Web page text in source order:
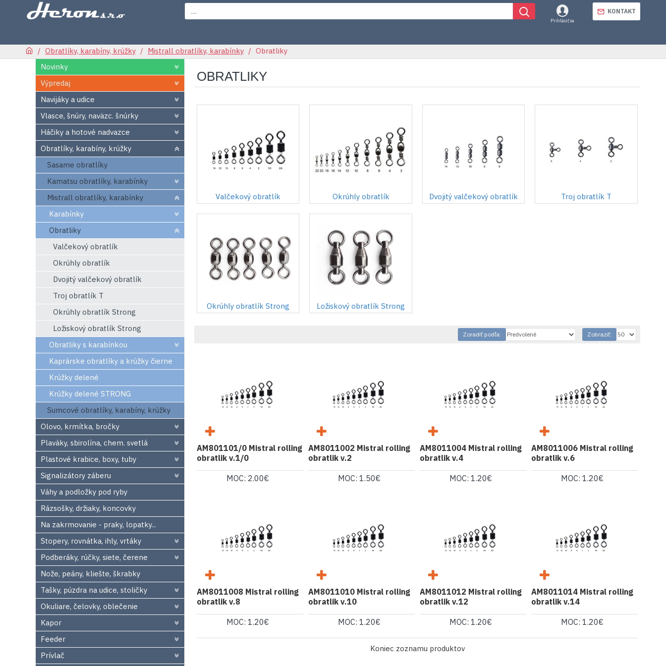
Prihlásiť sa
KONTAKT
Obratlíky, karabíny, krúžky Mistrall obratlíky, karabínky
Obratliky
Novinky
Výpredaj
Navijáky a udice
Vlasce, šnúry, naväzc. šnúrky
Háčiky a hotové nadvazce
Obratlíky, karabíny, krúžky
Sasame obratlíky
Kamatsu obratlíky, karabínky
Mistrall obratlíky, karabínky
Karabínky
Obratliky
Valčekový obratlík
Okrúhly obratlík
Dvojitý valčekový obratlík
Troj obratlík T
Okrúhly obratlík Strong
Ložiskový obratlík Strong
Obratliky s karabínkou
Kaprárske obratlíky a krúžky čierne
Krúžky delené
Krúžky delené STRONG
Sumcové obratlíky, karabíny, krúžky
Olovo, krmítka, bročky
Plaváky, sbirolína, chem. svetlá
Plastové krabice, boxy, tuby
Signalizátory záberu
Váhy a podložky pod ryby
Rázsošky, držiaky, koncovky
Na zakrmovanie - praky, lopatky...
Stopery, rovnátka, ihly, vrtáky
Podberáky, rúčky, siete, čerene
Nože, peány, kliešte, škrabky
Tašky, púzdra na udice, stoličky
Okuliare, čelovky, oblečenie
Kapor
Feeder
Prívlač
OBRATLIKY
Valčekový obratlík Okrúhly obratlík Dvojitý valčekový obratlík Troj obratlík T
Okrúhly obratlík Strong Ložiskový obratlík Strong
Zoradiť podľa: Zobraziť:
AM801101/0 Mistral rolling
obratlik v.1/0
MOC: 2.00€
AM8011002 Mistral rolling
obratlik v.2
MOC: 1.50€
AM8011004 Mistral rolling
obratlik v.4
MOC: 1.20€
AM8011006 Mistral rolling
obratlik v.6
MOC: 1.20€
AM8011008 Mistral rolling
obratlik v.8
MOC: 1.20€
AM8011010 Mistral rolling
obratlik v.10
MOC: 1.20€
AM8011012 Mistral rolling
obratlik v.12
MOC: 1.20€
AM8011014 Mistral rolling
obratlik v.14
MOC: 1.20€
Koniec zoznamu produktov